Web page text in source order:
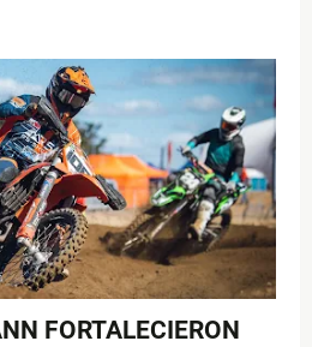
FORTALECIERON